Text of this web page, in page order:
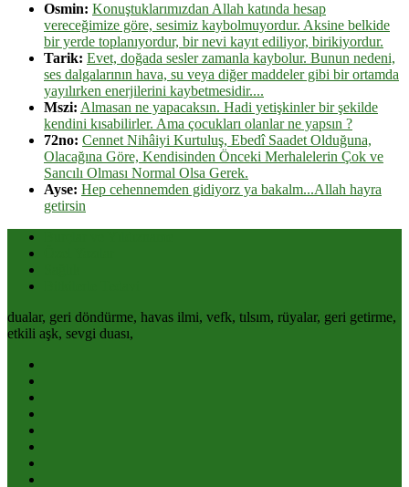
Osmin: Konuştuklarımızdan Allah katında hesap
vereceğimize göre, sesimiz kaybolmuyordur. Aksine belkide
bir yerde toplanıyordur, bir nevi kayıt ediliyor, birikiyordur.
Tarik: Evet, doğada sesler zamanla kaybolur. Bunun nedeni,
ses dalgalarının hava, su veya diğer maddeler gibi bir ortamda
yayılırken enerjilerini kaybetmesidir....
Mszi: Almasan ne yapacaksın. Hadi yetişkinler bir şekilde
kendini kısabilirler. Ama çocukları olanlar ne yapsın ?
72no: Cennet Nihâiyi Kurtuluş, Ebedî Saadet Olduğuna,
Olacağına Göre, Kendisinden Önceki Merhalelerin Çok ve
Sancılı Olması Normal Olsa Gerek.
Ayse: Hep cehennemden gidiyorz ya bakalm...Allah hayra
getirsin
dualar, geri döndürme, havas ilmi, vefk, tılsım, rüyalar, geri getirme,
etkili aşk, sevgi duası,